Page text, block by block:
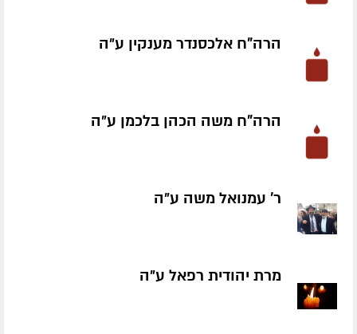
הרה"ח אלכסנדר מענקין ע״ה
הרה"ח משה הכהן בלכמן ע״ה
ר' עמנואל משה ע״ה
מרת יהודית רפאל ע״ה